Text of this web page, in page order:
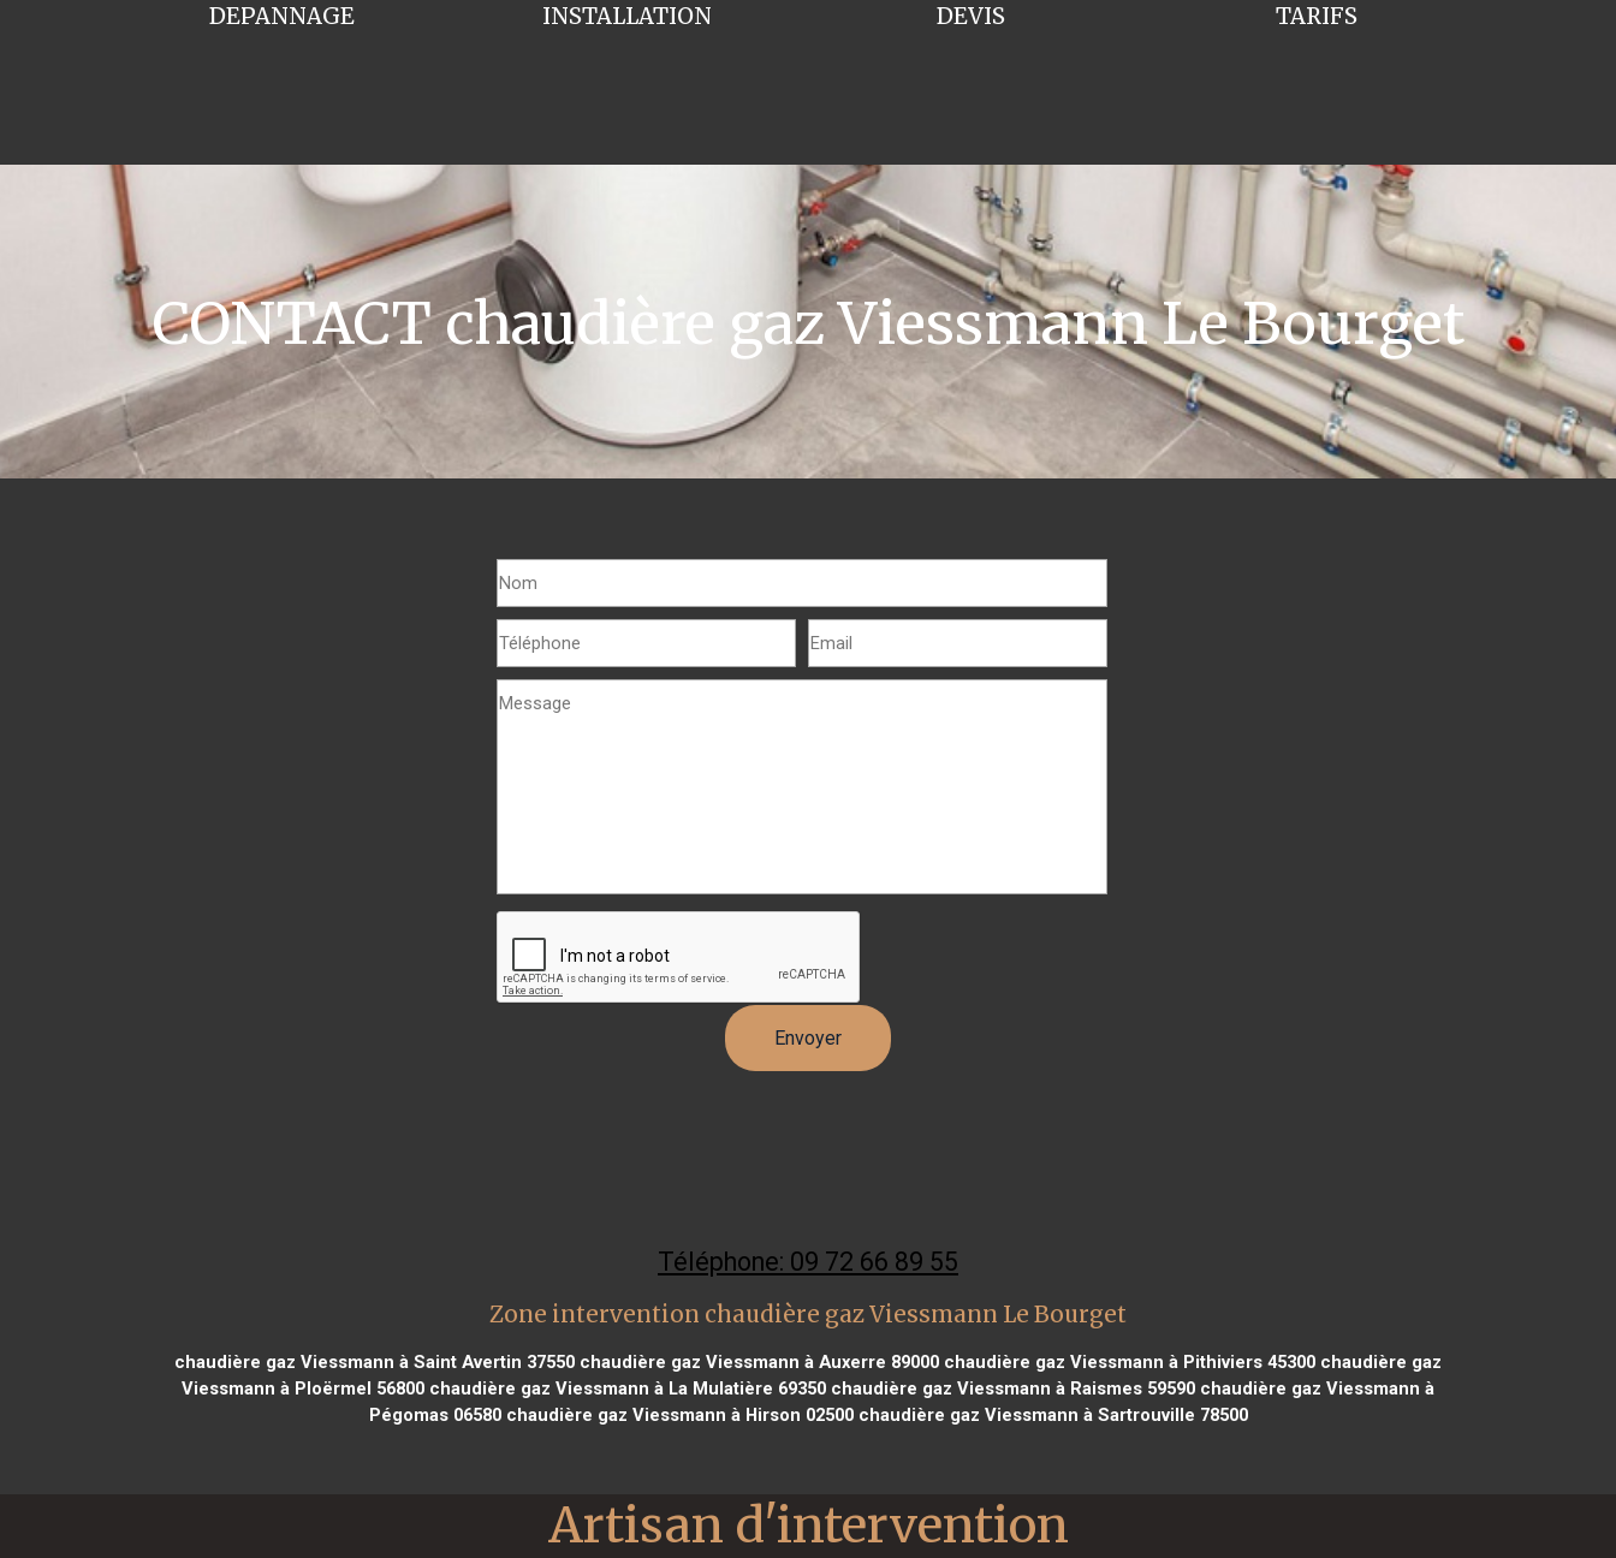
INSTALLATION
DEPANNAGE TARIFS
DEVIS
CONTACT chaudière gaz Viessmann Le Bourget
Téléphone: 09 72 66 89 55
Zone intervention chaudière gaz Viessmann Le Bourget
chaudière gaz Viessmann à Saint Avertin 37550 chaudière gaz Viessmann à Auxerre 89000 chaudière gaz Viessmann à Pithiviers 45300 chaudière gaz
Viessmann à Ploërmel 56800 chaudière gaz Viessmann à La Mulatière 69350 chaudière gaz Viessmann à Raismes 59590 chaudière gaz Viessmann à
Pégomas 06580chaudière gaz Viessmann à Hirson 02500chaudière gaz Viessmann à Sartrouville 78500
Artisan d'intervention